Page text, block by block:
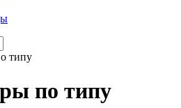
типу
по типу